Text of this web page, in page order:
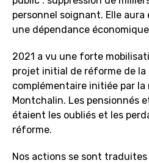
personnel soignant. Elle
une dépendance
2021 a vu une forte
projet initial de réforme de
complémentaire initiée par la
Montchalin. Les pensionnés
étaient les oubliés et les
réforme.
Nos actions se sont